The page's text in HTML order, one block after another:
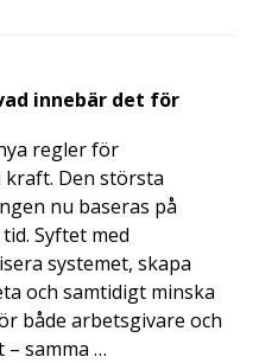
innebär det för
regler för
Den största
nu baseras på
Syftet med
systemet, skapa
och samtidigt minska
både arbetsgivare och
samma …